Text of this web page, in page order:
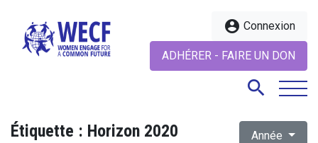
account_circle Connexion
ADHÉRER - FAIRE UN DON
search
Étiquette : Horizon 2020 Année